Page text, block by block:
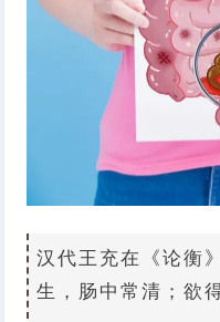
汉代王充在《论衡
生，肠中常清；欲